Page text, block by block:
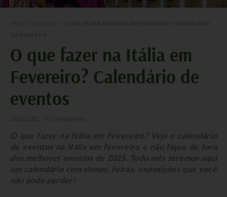
O que fazer na Itália em
Fevereiro? Calendário de
eventos
O que fazer na Itália em Fevereiro? Veja o calendário
de eventos na Itália em fevereiro e não fique de fora
dos melhores eventos de 2025. Todo mês teremos aqui
um calendário com shows, feiras, exposições que você
não pode perder!